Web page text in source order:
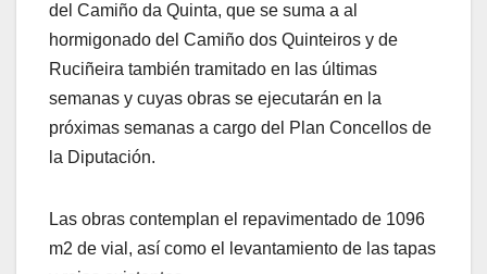
del Camiño da Quinta, que se suma a al
hormigonado del Camiño dos Quinteiros y de
Ruciñeira también tramitado en las últimas
semanas y cuyas obras se ejecutarán en la
próximas semanas a cargo del Plan Concellos de
la Diputación.
Las obras contemplan el repavimentado de 1096
m2 de vial, así como el levantamiento de las tapas